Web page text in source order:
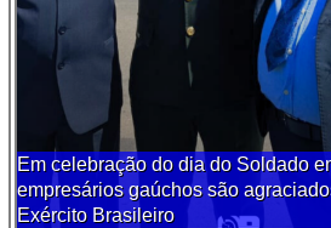
Em celebração do dia do Soldado
empresários gaúchos são
Exército Brasileiro